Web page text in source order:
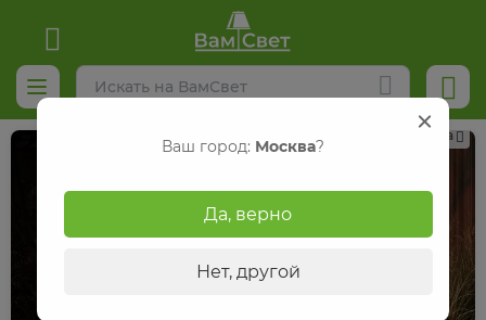
Реклама
Ваш город: Москва?
Да, верно
Нет, другой